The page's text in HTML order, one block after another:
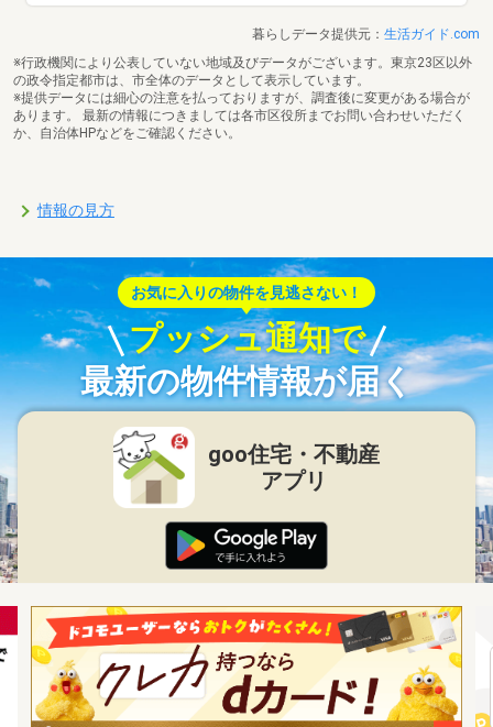
暮らしデータ提供元： 生活ガイド.com
※行政機関により公表していない地域及びデータがございます。東京23区以外
の政令指定都市は、市全体のデータとして表示しています。
※提供データには細心の注意を払っておりますが、調査後に変更がある場合が
あります。 最新の情報につきましては各市区役所までお問い合わせいただく
か、自治体HPなどをご確認ください。
情報の見方
お気に入りの物件を見逃さない！
プッシュ通知で
最新の物件情報が届く
goo住宅・不動産
アプリ